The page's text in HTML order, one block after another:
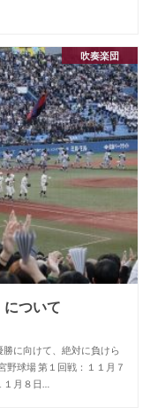
吹奏楽団
ついて
に向けて、絶対に負けら
野球場 第１回戦：１１月７
月８日…